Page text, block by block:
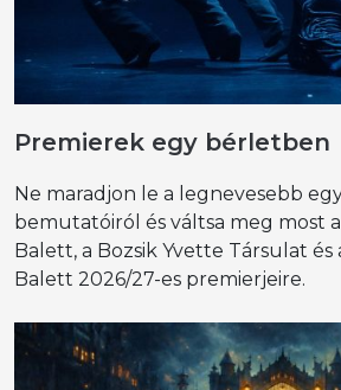
Premierek egy bérletben
Ne maradjon le a legnevesebb
bemutatóiról és váltsa meg most
Balett, a Bozsik Yvette Társulat és
Balett 2026/27-es premierjeire.